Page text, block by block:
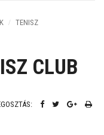
TENISZ
CLUB